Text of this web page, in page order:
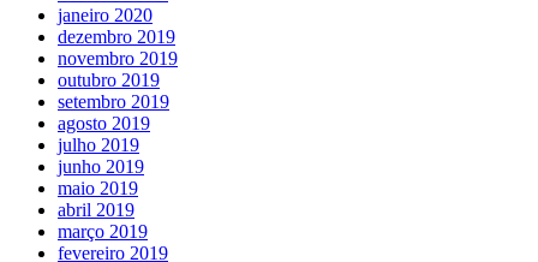
janeiro 2020
dezembro 2019
novembro 2019
outubro 2019
setembro 2019
agosto 2019
julho 2019
junho 2019
maio 2019
abril 2019
março 2019
fevereiro 2019